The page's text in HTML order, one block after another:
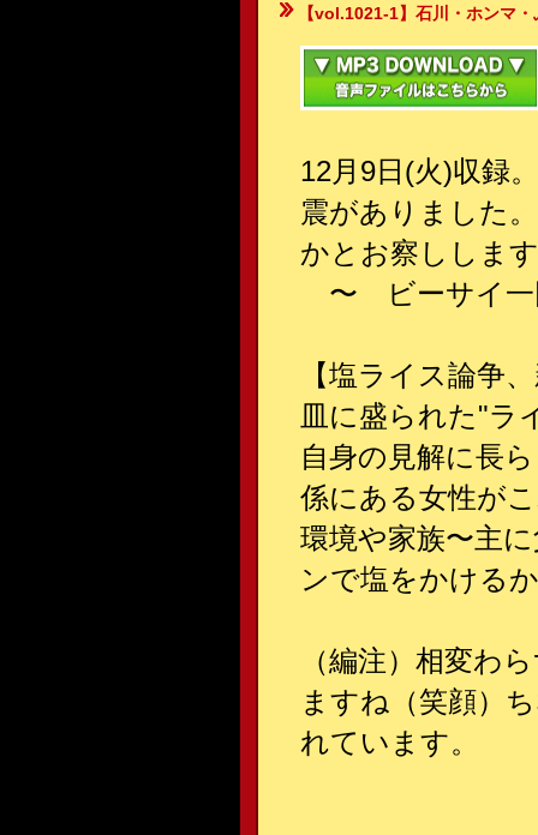
【vol.1021-1】石川・ホンマ・
12月9日(火)収録
震がありました
かとお察ししま
〜 ビーサイ
【塩ライス論争
皿に盛られた"ラ
自身の見解に長
係にある女性が
環境や家族〜主
ンで塩をかける
（編注）相変わ
ますね（笑顔）
れています。